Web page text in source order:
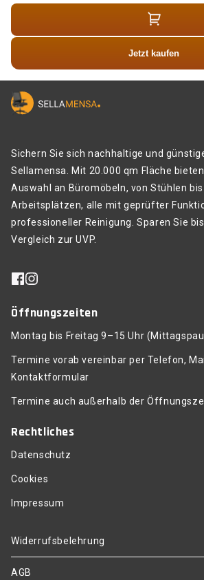
Jetzt kaufen
Sichern Sie sich nachhaltige und
Sellamensa. Mit 20.000 qm Fläche
Auswahl an Büromöbeln, von Stühlen
Arbeitsplätzen, alle mit geprüfter
professioneller Reinigung. Sparen Sie
Vergleich zur UVP.
Öffnungszeiten
Montag bis Freitag 9–15 Uhr
Termine vorab vereinbar per Telefon,
Kontaktformular
Termine auch außerhalb der
Rechtliches
Datenschutz
Cookies
Impressum
Widerrufsbelehrung
AGB